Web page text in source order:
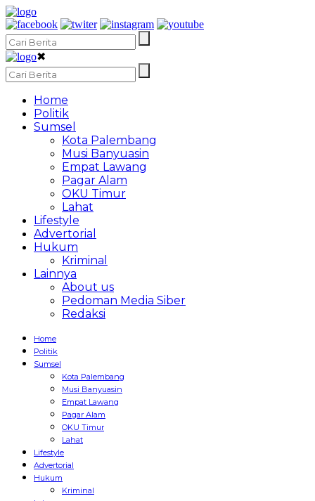
✖
Home
Politik
Sumsel
Kota Palembang
Musi Banyuasin
Empat Lawang
Pagar Alam
OKU Timur
Lahat
Lifestyle
Advertorial
Hukum
Kriminal
Lainnya
About us
Pedoman Media Siber
Redaksi
Home
Politik
Sumsel
Kota Palembang
Musi Banyuasin
Empat Lawang
Pagar Alam
OKU Timur
Lahat
Lifestyle
Advertorial
Hukum
Kriminal